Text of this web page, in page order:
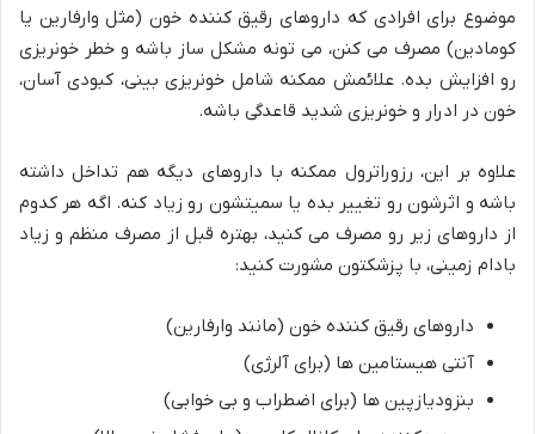
موضوع برای افرادی که داروهای رقیق کننده خون (مثل وارفارین یا
کومادین) مصرف می کنن، می تونه مشکل ساز باشه و خطر خونریزی
رو افزایش بده. علائمش ممکنه شامل خونریزی بینی، کبودی آسان،
خون در ادرار و خونریزی شدید قاعدگی باشه.
علاوه بر این، رزوراترول ممکنه با داروهای دیگه هم تداخل داشته
باشه و اثرشون رو تغییر بده یا سمیتشون رو زیاد کنه. اگه هر کدوم
از داروهای زیر رو مصرف می کنید، بهتره قبل از مصرف منظم و زیاد
بادام زمینی، با پزشکتون مشورت کنید:
داروهای رقیق کننده خون (مانند وارفارین)
آنتی هیستامین ها (برای آلرژی)
بنزودیازپین ها (برای اضطراب و بی خوابی)